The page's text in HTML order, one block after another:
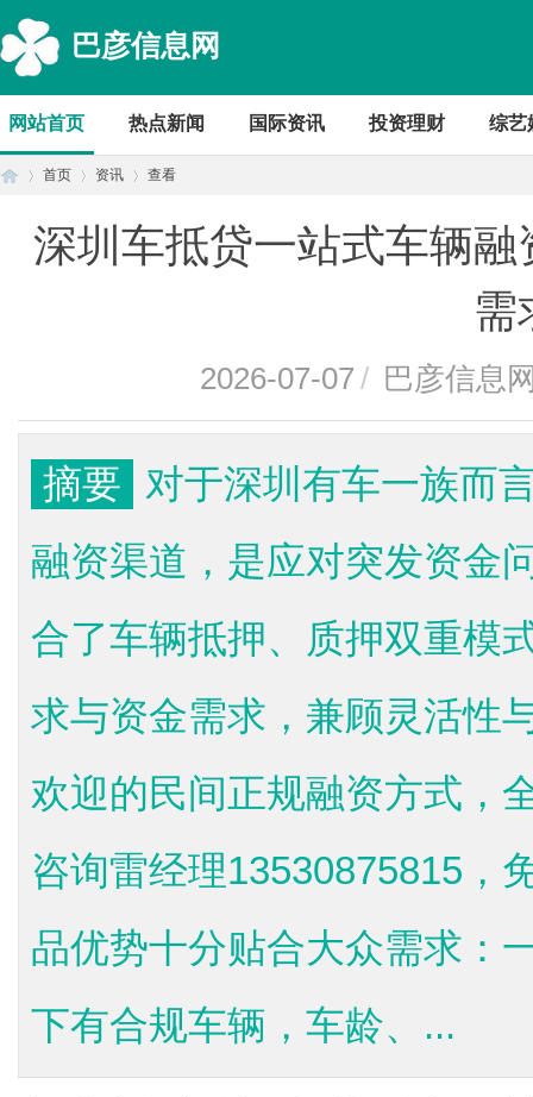
巴彦信息网
网站首页 热点新闻 国际资讯 投资理财 综艺
首页 资讯 查看
深圳车抵贷一站式车辆
需
2026-07-07 / 巴彦信息
摘要
对于深圳有车一族而
融资渠道，是应对突发资金
合了车辆抵押、质押双重模
求与资金需求，兼顾灵活性
欢迎的民间正规融资方式，
咨询雷经理13530875815，
品优势十分贴合大众需求：
下有合规车辆，车龄、...